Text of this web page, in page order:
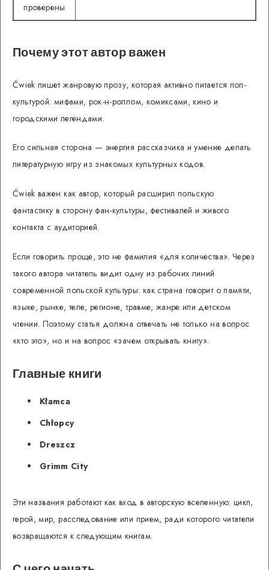
проверены
Почему этот автор важен
Ćwiek пишет жанровую прозу, которая активно питается поп-
культурой: мифами, рок-н-роллом, комиксами, кино и
городскими легендами.
Его сильная сторона — энергия рассказчика и умение делать
литературную игру из знакомых культурных кодов.
Ćwiek важен как автор, который расширил польскую
фантастику в сторону фан-культуры, фестивалей и живого
контакта с аудиторией.
Если говорить проще, это не фамилия «для количества». Через
такого автора читатель видит одну из рабочих линий
современной польской культуры: как страна говорит о памяти,
языке, рынке, теле, регионе, травме, жанре или детском
чтении. Поэтому статья должна отвечать не только на вопрос
«кто это», но и на вопрос «зачем открывать книгу».
Главные книги
Kłamca
Chłopcy
Dreszcz
Grimm City
Эти названия работают как вход в авторскую вселенную: цикл,
герой, мир, расследование или прием, ради которого читатели
возвращаются к следующим книгам.